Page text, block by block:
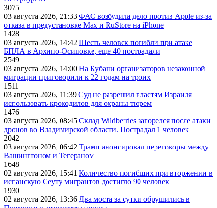
3075
03 августа 2026, 21:33 ФАС возбудила дело против Apple из-за
отказа в предустановке Max и RuStore на iPhone
1428
03 августа 2026, 14:42 Шесть человек погибли при атаке
БПЛА в Архипо-Осиповке, еще 40 пострадали
2549
03 августа 2026, 14:00 На Кубани организаторов незаконной
миграции приговорили к 22 годам на троих
1511
03 августа 2026, 11:39 Суд не разрешил властям Израиля
использовать крокодилов для охраны тюрем
1476
03 августа 2026, 08:45 Склад Wildberries загорелся после атаки
дронов во Владимирской области. Пострадал 1 человек
2042
03 августа 2026, 06:42 Трамп анонсировал переговоры между
Вашингтоном и Тегераном
1648
02 августа 2026, 15:41 Количество погибших при вторжении в
испанскую Сеуту мигрантов достигло 90 человек
1930
02 августа 2026, 13:36 Два моста за сутки обрушились в